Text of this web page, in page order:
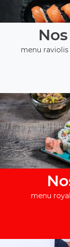
menu raviolis
menu